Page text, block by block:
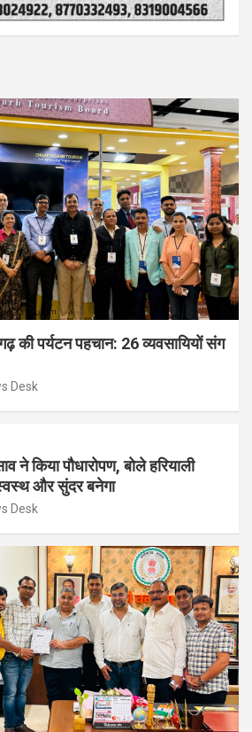
की पर्यटन पहचान: 26 व्यवसायियों संग
Desk
ने किया पौधारोपण, बोले हरियाली
स्वस्थ और सुंदर बनेगा
Desk